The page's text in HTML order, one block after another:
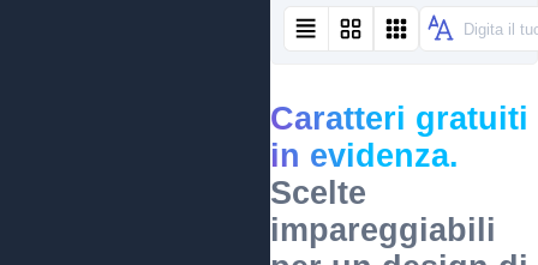
Caratteri gratuiti
in evidenza.
Scelte
impareggiabili